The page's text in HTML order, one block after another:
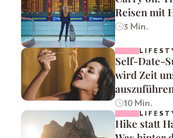
Reisen mit
3 Min.
Self-Date-
wird Zeit
auszuführen
10 Min.
Hike statt